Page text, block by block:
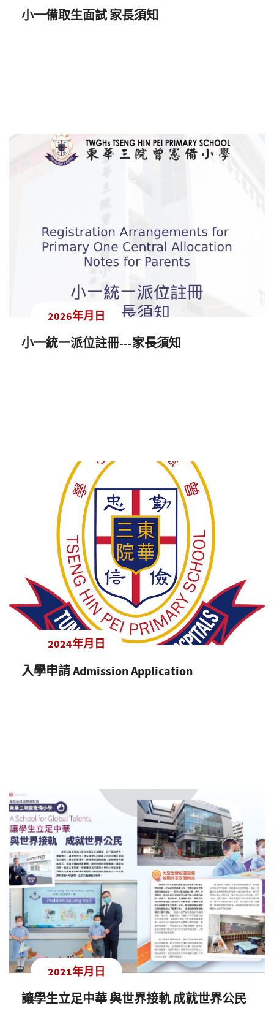
⼩⼀備取⽣⾯試 家⻑須知
2026年月日
小一統一派位註冊---家長須知
2024年月日
入學申請 Admission Application
2021年月日
讓學生立足中華 與世界接軌 成就世界公民